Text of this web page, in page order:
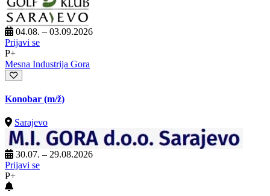
04.08. – 03.09.2026
Prijavi se
P+
Mesna Industrija Gora
Konobar (m/ž)
Sarajevo
30.07. – 29.08.2026
Prijavi se
P+